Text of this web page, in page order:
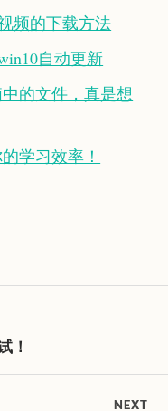
频的下载方法
自动更新
的文件，真是想
学习效率！
！
NEXT